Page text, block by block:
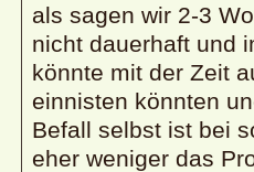
als sagen wir 2-3
nicht dauerhaft und
könnte mit der Zeit
einnisten könnten
Befall selbst ist bei
eher weniger das